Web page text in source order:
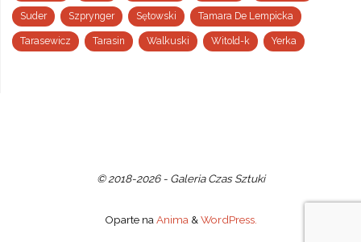
Suder Szprynger Sętowski Tamara De Lempicka
Tarasewicz Tarasin Walkuski Witold-k Yerka
© 2018-2026 - Galeria Czas Sztuki
Oparte naAnima&WordPress.